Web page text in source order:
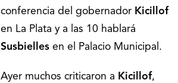
conferencia del gobernador Kicillof
en La Plata y a las 10 hablará
Susbielles en el Palacio Municipal.
Ayer muchos criticaron a Kicillof,